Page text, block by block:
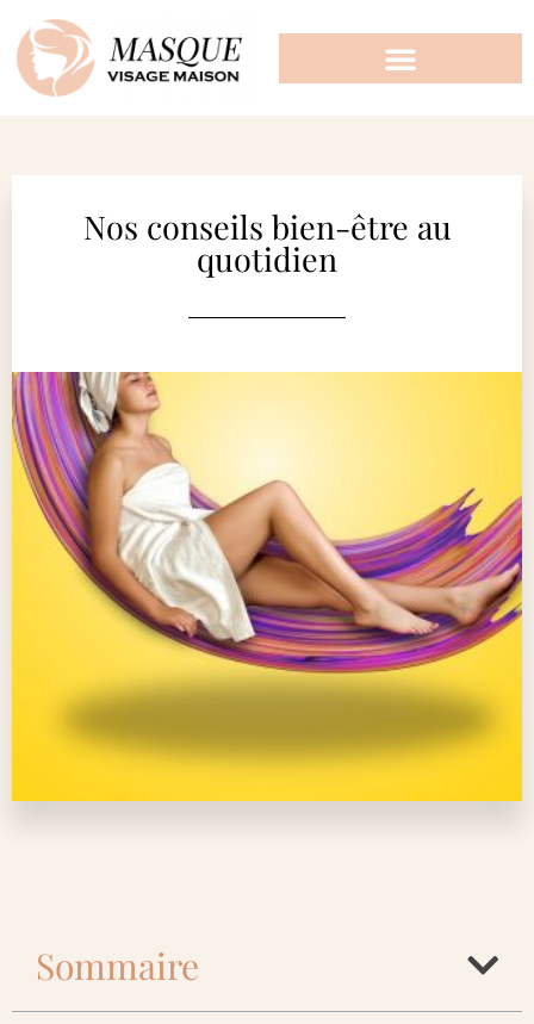
Nos conseils bien-être au
quotidien
Sommaire